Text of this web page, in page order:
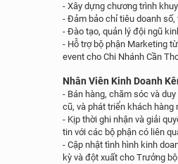
- Xây dựng chương trình
- Đảm bảo chỉ tiêu doanh
- Đào tạo, quản lý đội ngũ
- Hỗ trợ bộ phận Marketing
event cho Chi Nhánh Cần
Nhân Viên Kinh Doanh
- Bán hàng, chăm sóc và
cũ, và phát triển khách hàng
- Kịp thời ghi nhận và giải
tin với các bộ phận có liên
- Cập nhật tình hình kinh
kỳ và đột xuất cho Trưởng